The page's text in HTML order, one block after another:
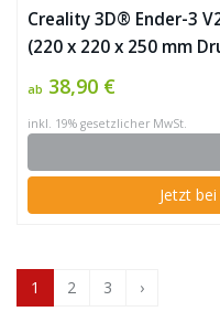
Creality 3D® Ender-3
(220 x 220 x 250 mm
ab 38,90 €
inkl. 19% gesetzlicher MwSt.
Jetzt
1 2 3 ›